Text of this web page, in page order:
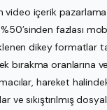
içerik
fazlası
dikey formatlar
bırakma oranlarına
hareket
ve sıkıştırılmış